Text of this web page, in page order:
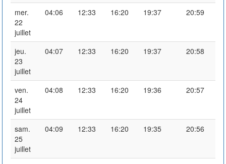
mer.
22
juillet
04:06 12:33 16:20 19:37 20:59
jeu.
23
juillet
04:07 12:33 16:20 19:37 20:58
ven.
24
juillet
04:08 12:33 16:20 19:36 20:57
sam.
25
juillet
04:09 12:33 16:20 19:35 20:56